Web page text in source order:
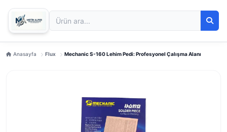
Anasayfa Flux Mechanic S-160 Lehim Pedi: Profesyonel Çalışma Alanı